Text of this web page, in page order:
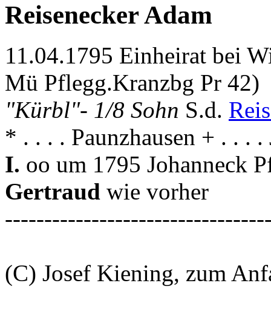
Reisenecker Adam
11.04.1795 Einheirat bei
Mü Pflegg.Kranzbg Pr 42)
"Kürbl"- 1/8 Sohn S.d.
* . . . . Paunzhausen + . . . .
I. oo um 1795 Johanneck
Gertraud wie vorher
(C) Josef Kiening, zum